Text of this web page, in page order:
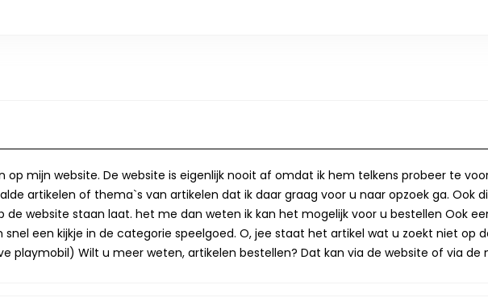
op mijn website. De website is eigenlijk nooit af omdat ik hem telkens probeer te
artikelen of thema`s van artikelen dat ik daar graag voor u naar opzoek ga. Ook
website staan laat. het me dan weten ik kan het mogelijk voor u bestellen Ook
een kijkje in de categorie speelgoed. O, jee staat het artikel wat u zoekt niet op
playmobil) Wilt u meer weten, artikelen bestellen? Dat kan via de website of via de